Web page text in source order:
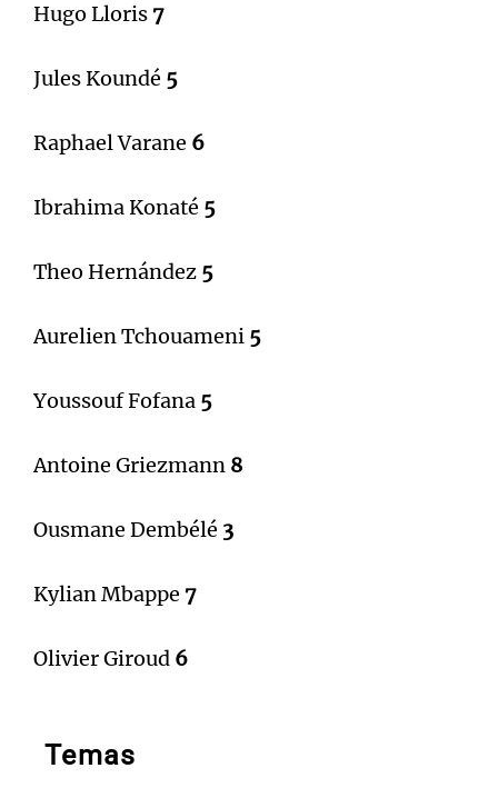
Hugo Lloris7
Jules Koundé 5
Raphael Varane 6
Ibrahima Konaté 5
Theo Hernández 5
Aurelien Tchouameni 5
Youssouf Fofana 5
Antoine Griezmann 8
Ousmane Dembélé 3
Kylian Mbappe 7
Olivier Giroud 6
Temas